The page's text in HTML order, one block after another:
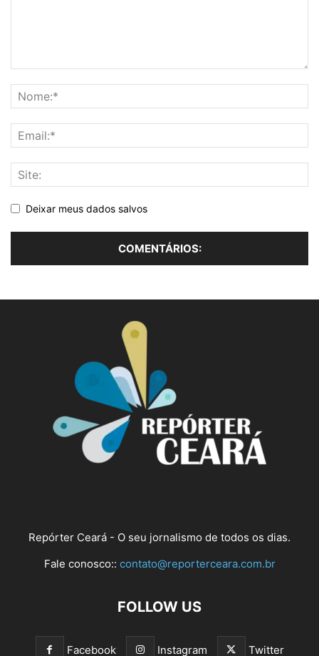
Deixar meus dados salvos
Repórter Ceará - O seu jornalismo de todos os dias.
Fale conosco:: contato@reporterceara.com.br
FOLLOW US
Facebook Instagram Twitter